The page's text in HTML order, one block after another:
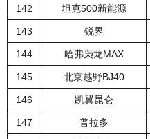
142 坦克500新能源
143 锐界
144 哈弗枭龙MAX
145 北京越野BJ40
146 凯翼昆仑
147 普拉多